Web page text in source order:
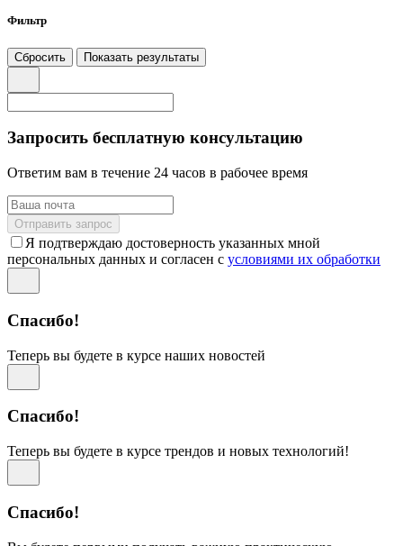
Фильтр
Сбросить Показать результаты
Запросить бесплатную консультацию
Ответим вам в течение 24 часов в рабочее время
Отправить запрос
Я подтверждаю достоверность указанных мной
персональных данных и согласен с условиями их обработки
Спасибо!
Теперь вы будете в курсе наших новостей
Спасибо!
Теперь вы будете в курсе трендов и новых технологий!
Спасибо!